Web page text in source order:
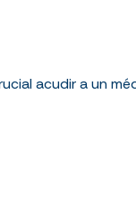
acudir a un